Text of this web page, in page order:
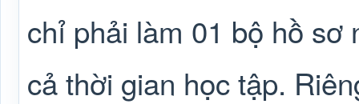
chỉ phải làm 01 bộ hồ sơ
cả thời gian học tập.